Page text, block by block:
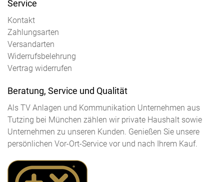
Service
Kontakt
Zahlungsarten
Versandarten
Widerrufsbelehrung
Vertrag widerrufen
Beratung, Service und Qualität
Als TV Anlagen und Kommunikation Unternehmen aus
Tutzing bei München zählen wir private Haushalt sowie
Unternehmen zu unseren Kunden. Genießen Sie unsere
persönlichen Vor-Ort-Service vor und nach Ihrem Kauf.